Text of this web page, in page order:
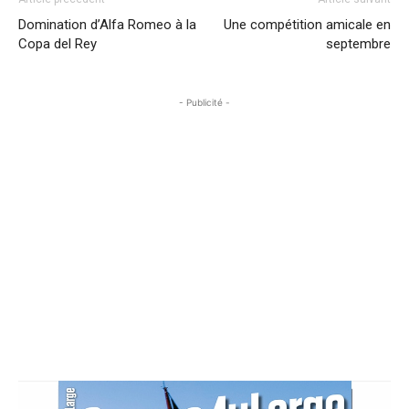
Domination d’Alfa Romeo à la
Copa del Rey
Une compétition amicale en
septembre
- Publicité -